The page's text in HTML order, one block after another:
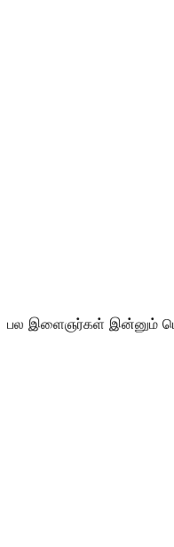
பல இளைஞர்கள் இன்னும்